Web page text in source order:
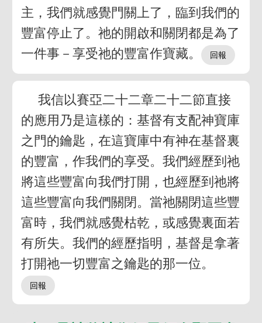
主，我們就感覺門關上了，臨到我們的
豐富停止了。祂的開啟和關閉都是為了
一件事－享受祂的豐富作寶藏。
我信以賽亞二十二章二十二節直接
的應用乃是這樣的：基督有支配神寶庫
之門的鑰匙，在這寶庫中有神在基督裏
的豐富，作我們的享受。我們經歷到祂
將這些豐富向我們打開，也經歷到祂將
這些豐富向我們關閉。當祂關閉這些豐
富時，我們就感覺枯乾，或感覺裏面若
有所失。我們的經歷指明，基督是拿著
打開祂一切豐富之鑰匙的那一位。